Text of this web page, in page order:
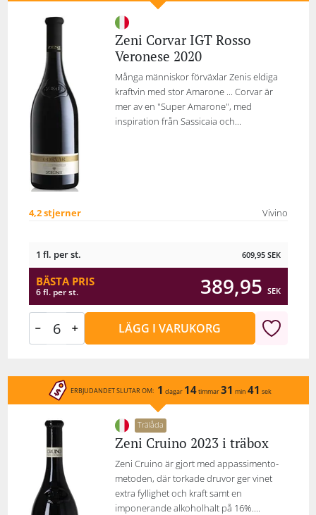
Zeni Corvar IGT Rosso
Veronese 2020
Många människor förväxlar Zenis eldiga
kraftvin med stor Amarone ... Corvar är
mer av en "Super Amarone", med
inspiration från Sassicaia och...
4,2 stjerner Vivino
1 fl. per st. 609,95 SEK
BÄSTA PRIS
6 fl. per st. 389,95 SEK
LÄGG I VARUKORG
ERBJUDANDET SLUTAR OM: 1 dagar 14timmar31 min 41 sek
Trälåda
Zeni Cruino 2023 i träbox
Zeni Cruino är gjort med appassimento-
metoden, där torkade druvor ger vinet
extra fyllighet och kraft samt en
imponerande alkoholhalt på 16%....